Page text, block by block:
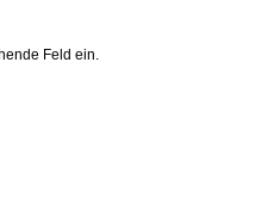
Feld ein.